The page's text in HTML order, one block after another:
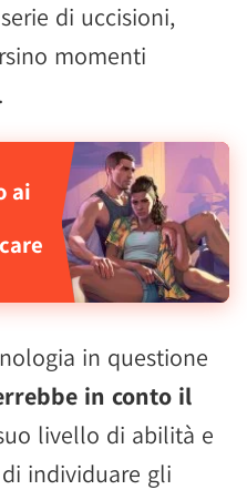
di uccisioni,
momenti
ai
in questione
in conto il
livello di abilità e
individuare gli